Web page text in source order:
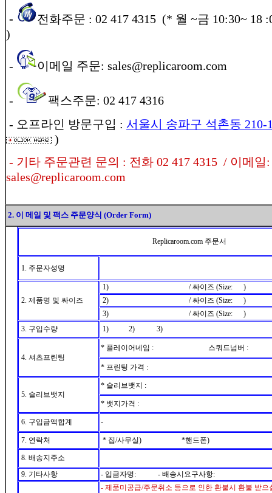
-
전화주문 : 02 417 4315 (* 월 ~금 10:30~ 18
)
- 이메일 주문: sales@replicaroom.com
-
팩스주문: 02 417 4316
- 오프라인 방문구입 : 서울시 송파구 석촌동 210-
)
- 기타 주문관련 문의 : 전화 02 417 4315 / 이메일:
sales@replicaroom.com
2. 이 메일 및 팩스 주문양식 (Order Form)
Replicaroom.com 주문서
1. 주문자성명
2. 제품명 및 싸이즈
1) / 싸이즈 (Size: )
2) / 싸이즈 (Size: )
3) / 싸이즈 (Size: )
3. 구입수량
1) 2) 3)
4. 셔츠프린팅
* 플레이어네임 : 스쿼드넘버 :
* 프린팅 가격 :
5. 슬리브뱃지
* 슬리브뱃지 :
* 뱃지가격 :
6. 구입금액합계 -
7. 연락처 * 집/사무실) *핸드폰)
8. 배송지주소
9. 기타사항
- 입금자명: - 배송시요구사항:
- 제품미공급/주문취소 등으로 인한 환불시 환불 받으